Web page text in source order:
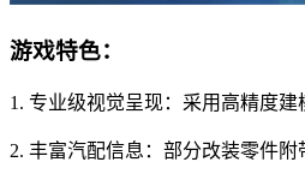
游戏特色：
1. 专业级视觉呈现：采用高精度
2. 丰富汽配信息：部分改装零件